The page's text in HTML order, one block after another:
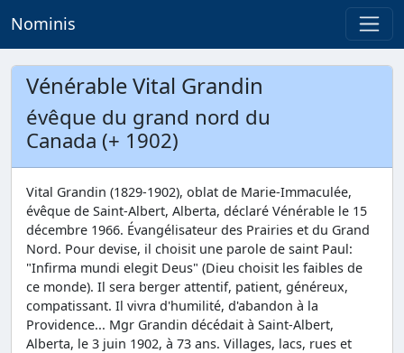
Nominis
Vénérable Vital Grandin
évêque du grand nord du
Canada (+ 1902)
Vital Grandin (1829-1902), oblat de Marie-Immaculée,
évêque de Saint-Albert, Alberta, déclaré Vénérable le 15
décembre 1966. Évangélisateur des Prairies et du Grand
Nord. Pour devise, il choisit une parole de saint Paul:
"Infirma mundi elegit Deus" (Dieu choisit les faibles de
ce monde). Il sera berger attentif, patient, généreux,
compatissant. Il vivra d'humilité, d'abandon à la
Providence... Mgr Grandin décédait à Saint-Albert,
Alberta, le 3 juin 1902, à 73 ans. Villages, lacs, rues et